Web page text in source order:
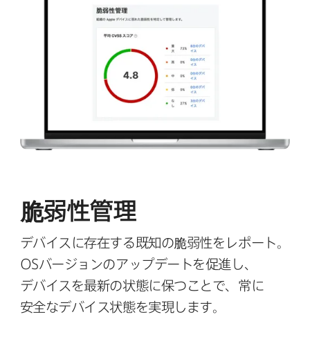
脆弱性管理
デバイスに​存在する​既知の​脆弱性を​レポート。
OSバージョンの​アップデートを​促進し、​
デバイスを​最新の​状態に​保つことで、​常に​
安全な​デバイス状態を​実現します。